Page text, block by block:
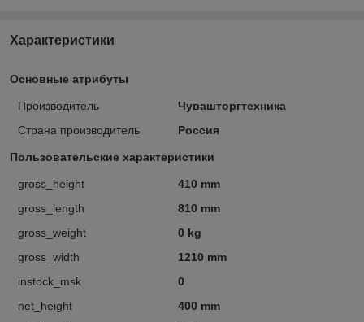
Характеристики
Основные атрибуты
Производитель
Чувашторгтехника
Страна производитель
Россия
Пользовательские характеристики
gross_height
410 mm
gross_length
810 mm
gross_weight
0 kg
gross_width
1210 mm
instock_msk
0
net_height
400 mm